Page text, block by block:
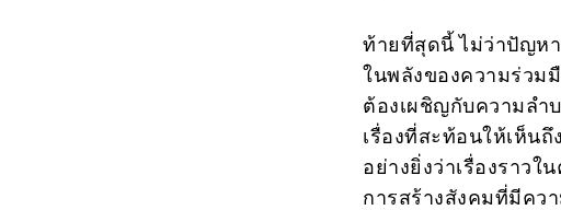
ท้ายที่สุดนี้ ไม่ว่าปัญห
ในพลังของความร่วม
ต้องเผชิญกับความลำ
เรื่องที่สะท้อนให้เห็น
อย่างยิ่งว่าเรื่องราว
การสร้างสังคมที่มีคว